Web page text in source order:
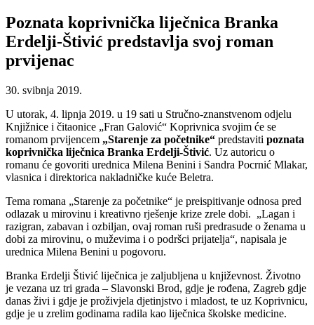
Poznata koprivnička liječnica Branka
Erdelji-Štivić predstavlja svoj roman
prvijenac
30. svibnja 2019.
U utorak, 4. lipnja 2019. u 19 sati u Stručno-znanstvenom odjelu
Knjižnice i čitaonice „Fran Galović“ Koprivnica svojim će se
romanom prvijencem „Starenje za početnike“ predstaviti poznata
koprivnička liječnica Branka Erdelji-Štivić. Uz autoricu o
romanu će govoriti urednica Milena Benini i Sandra Pocrnić Mlakar,
vlasnica i direktorica nakladničke kuće Beletra.
Tema romana „Starenje za početnike“ je preispitivanje odnosa pred
odlazak u mirovinu i kreativno rješenje krize zrele dobi. „Lagan i
razigran, zabavan i ozbiljan, ovaj roman ruši predrasude o ženama u
dobi za mirovinu, o muževima i o podršci prijatelja“, napisala je
urednica Milena Benini u pogovoru.
Branka Erdelji Štivić liječnica je zaljubljena u književnost. Životno
je vezana uz tri grada – Slavonski Brod, gdje je rođena, Zagreb gdje
danas živi i gdje je proživjela djetinjstvo i mladost, te uz Koprivnicu,
gdje je u zrelim godinama radila kao liječnica školske medicine.